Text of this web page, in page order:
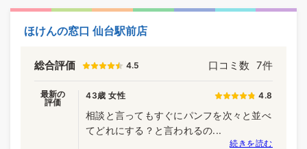
ほけんの窓口 仙台駅前店
総合評価 4.5 口コミ数 7件
最新の
評価
43歳 女性 4.8
相談と言ってもすぐにパンフを次々と並べ
てどれにする？と言われるの...
続きを読む